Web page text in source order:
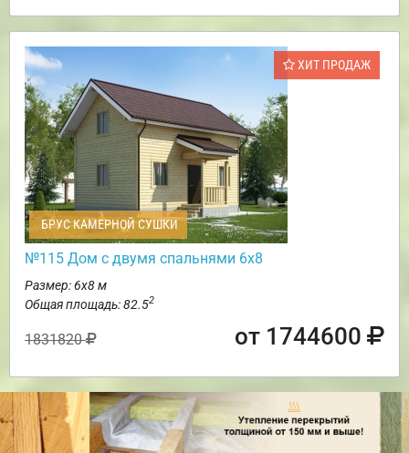
ХИТ ПРОДАЖ
БРУС КАМЕРНОЙ СУШКИ
№115 Дом с двумя спальнями 6х8
Размер: 6х8 м
Общая площадь: 82.52
1831820 от 1744600